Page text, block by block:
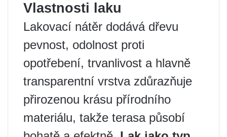
Vlastnosti laku
Lakovací nátěr dodává dřevu
pevnost, odolnost proti
opotřebení, trvanlivost a hlavně
transparentní vrstva zdůrazňuje
přirozenou krásu přírodního
materiálu, takže terasa působí